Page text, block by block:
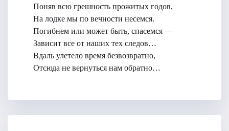
Поняв всю грешность прожитых годов,
На лодке мы по вечности несемся.
Погибнем или может быть, спасемся —
Зависит все от наших тех следов…
Вдаль улетело время безвозвратно,
Отсюда не вернуться нам обратно…